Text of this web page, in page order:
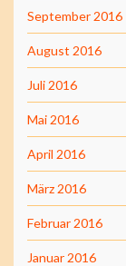
September 2016
August 2016
Juli 2016
Mai 2016
April 2016
März 2016
Februar 2016
Januar 2016